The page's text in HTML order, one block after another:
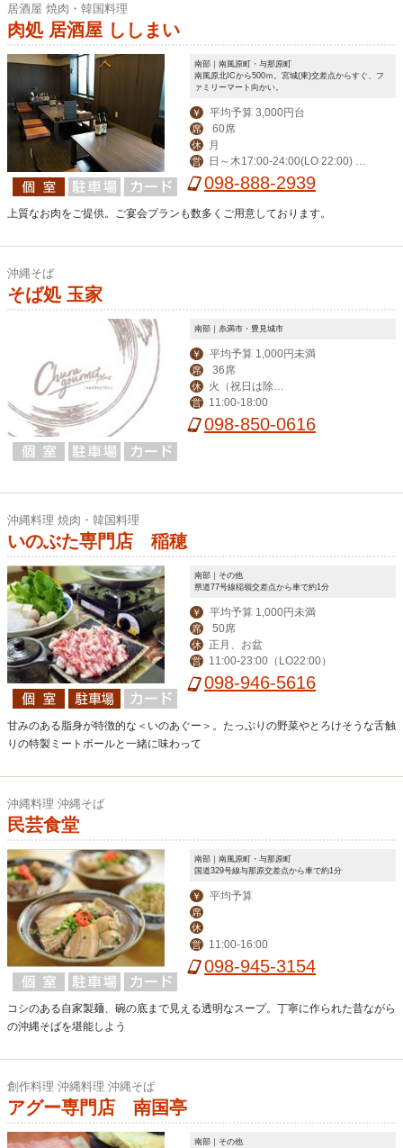
居酒屋 焼肉・韓国料理
肉処 居酒屋 ししまい
南部｜南風原町・与那原町
南風原北ICから500ｍ。宮城(東)交差点からすぐ、フ
ァミリーマート向かい。
￥ 平均予算 3,000円台
席 60席
休 月
営
日～木17:00-24:00(LO 22:00) 金
土17:00-翌1:00(LO 23:00)
098-888-2939
上質なお肉をご提供。ご宴会プランも数多くご用意しております。
沖縄そば
そば処 玉家
南部｜糸満市・豊見城市
￥ 平均予算 1,000円未満
席 36席
休
く）
営 11:00-18:00
098-850-0616
沖縄料理 焼肉・韓国料理
いのぶた専門店 稲穂
南部｜その他
県道77号線稲嶺交差点から車で約1分
￥ 平均予算 1,000円未満
席 50席
休 正月、お盆
営 11:00-23:00（LO22:00）
098-946-5616
甘みのある脂身が特徴的な＜いのあぐー＞。たっぷりの野菜やとろけそうな舌触
りの特製ミートボールと一緒に味わって
沖縄料理 沖縄そば
民芸食堂
南部｜南風原町・与那原町
国道329号線与那原交差点から車で約1分
￥ 平均予算
席
休
営
11:00-16:00
098-945-3154
コシのある自家製麺、碗の底まで見える透明なスープ。丁寧に作られた昔ながら
の沖縄そばを堪能しよう
創作料理 沖縄料理 沖縄そば
アグー専門店 南国亭
南部｜その他